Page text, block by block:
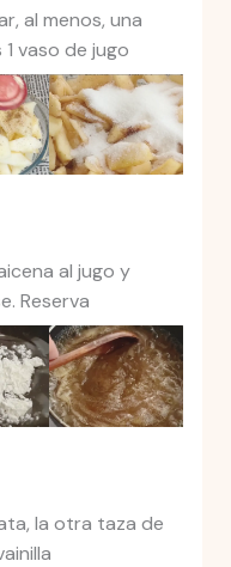
al menos, una
vaso de jugo
al jugo y
Reserva
la otra taza de